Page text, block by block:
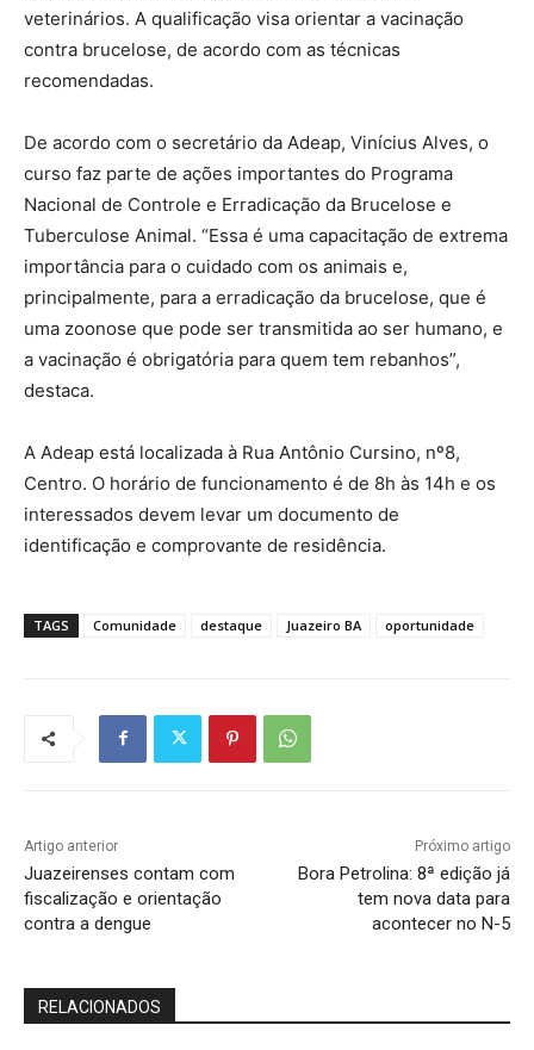
veterinários. A qualificação visa orientar a vacinação
contra brucelose, de acordo com as técnicas
recomendadas.
De acordo com o secretário da Adeap, Vinícius Alves, o
curso faz parte de ações importantes do Programa
Nacional de Controle e Erradicação da Brucelose e
Tuberculose Animal. “Essa é uma capacitação de extrema
importância para o cuidado com os animais e,
principalmente, para a erradicação da brucelose, que é
uma zoonose que pode ser transmitida ao ser humano, e
a vacinação é obrigatória para quem tem rebanhos”,
destaca.
A Adeap está localizada à Rua Antônio Cursino, nº8,
Centro. O horário de funcionamento é de 8h às 14h e os
interessados devem levar um documento de
identificação e comprovante de residência.
TAGS Comunidade destaque Juazeiro BA oportunidade
Artigo anterior
Juazeirenses contam com
fiscalização e orientação
contra a dengue
Próximo artigo
Bora Petrolina: 8ª edição já
tem nova data para
acontecer no N-5
RELACIONADOS